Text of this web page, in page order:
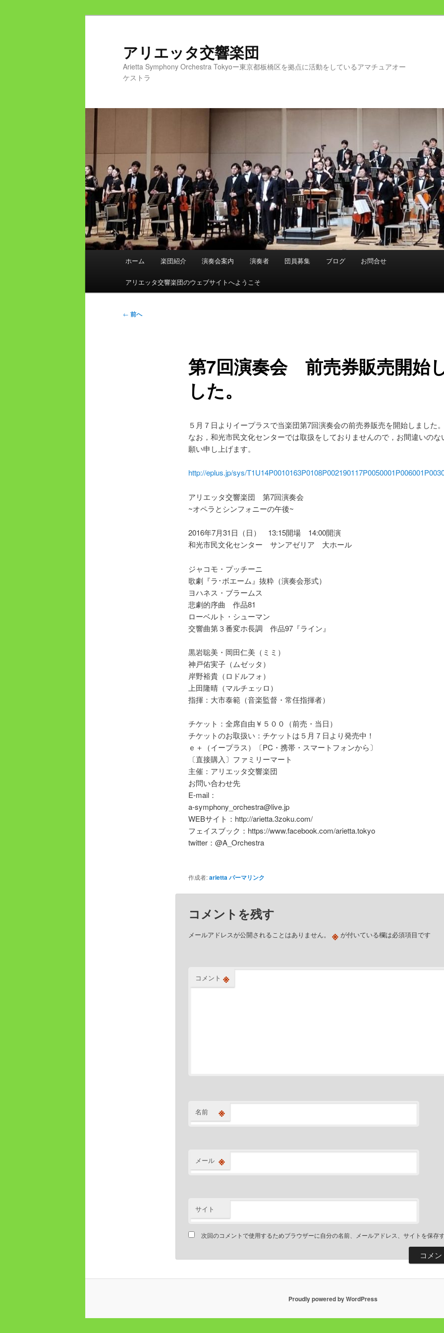
アリエッタ交響楽団
Arietta Symphony Orchestra Tokyoー東京都板橋区を拠点に活動をしているアマチュアオー
ケストラ
メ
ホーム 楽団紹介 演奏会案内 演奏者 団員募集 ブログ お問合せ
アリエッタ交響楽団のウェブサイトへようこそ
投
← 前へ
第7回演奏会 前売券販売開始
した。
５月７日よりイープラスで当楽団第7回演奏会の前売券販売を開始しました
なお，和光市民文化センターでは取扱をしておりませんので，お間違いのな
願い申し上げます。
http://eplus.jp/sys/
アリエッタ交響楽団 第7回演奏会
~オペラとシンフォニーの午後~
2016年7月31日（日） 13:15開場 14:00開演
和光市民文化センター サンアゼリア 大ホール
ジャコモ・プッチーニ
歌劇『ラ･ボエーム』抜粋（演奏会形式）
ヨハネス・ブラームス
悲劇的序曲 作品81
ローベルト・シューマン
交響曲第３番変ホ長調 作品97『ライン』
黒岩聡美・岡田仁美（ミミ）
神戸佑実子（ムゼッタ）
岸野裕貴（ロドルフォ）
上田隆晴（マルチェッロ）
指揮：大市泰範（音楽監督・常任指揮者）
チケット：全席自由￥５００（前売・当日）
チケットのお取扱い：チケットは５月７日より発売中！
ｅ＋（イープラス）〔PC・携帯・スマートフォンから〕
〔直接購入〕ファミリーマート
主催：アリエッタ交響楽団
お問い合わせ先
E-mail：
a-symphony_orchestra@live.jp
WEBサイト：http://arietta.3zoku.com/
フェイスブック：https://www.facebook.com/arietta.tokyo
twitter：@A_Orchestra
作成者:ariettaパーマリンク
コメントを残す
メールアドレスが公開されることはありません。 ※が付いている欄は必須項目です
コメント ※
名前 ※
メール ※
サイト
次回のコメントで使用するためブラウザーに自分の名前、メールアドレス、サイトを保存
Proudly powered by WordPress